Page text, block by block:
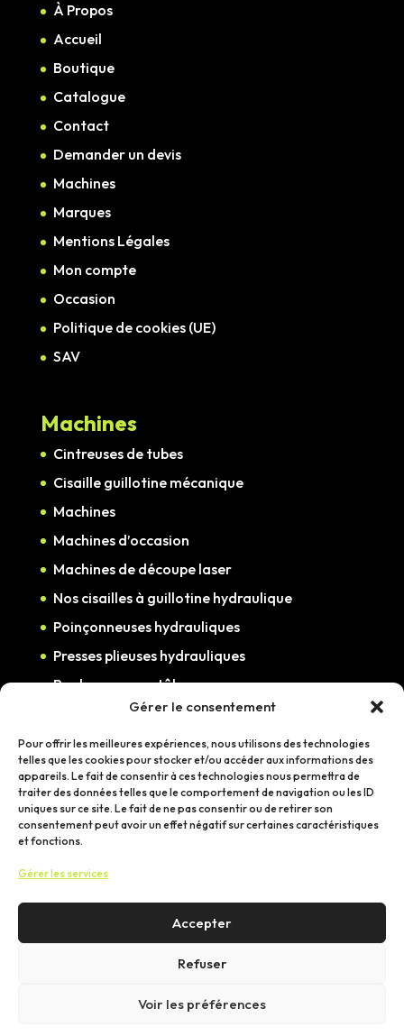
Gérer le consentement
Pour offrir les meilleures expériences, nous utilisons des technologies
telles que les cookies pour stocker et/ou accéder aux informations des
appareils. Le fait de consentir à ces technologies nous permettra de
traiter des données telles que le comportement de navigation ou les ID
uniques sur ce site. Le fait de ne pas consentir ou de retirer son
consentement peut avoir un effet négatif sur certaines caractéristiques
et fonctions.
Gérer les services
Accepter
Refuser
Voir les préférences
À Propos
Accueil
Boutique
Catalogue
Contact
Demander un devis
Machines
Marques
Mentions Légales
Mon compte
Occasion
Politique de cookies (UE)
SAV
Machines
Cintreuses de tubes
Cisaille guillotine mécanique
Machines
Machines d’occasion
Machines de découpe laser
Nos cisailles à guillotine hydraulique
Poinçonneuses hydrauliques
Presses plieuses hydrauliques
Rouleuses pour tôle
Scies à ruban métal
Table de découpe plasma
Marques
G Weike